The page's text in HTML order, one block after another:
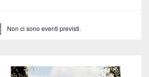
Non ci sono eventi previsti.